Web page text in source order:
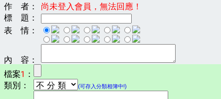
作 者：
尚未登入會員，無法回應！
標 題：
表 情：
內 容：
檔案1 ：
類別：
(可存入分類相簿中!)